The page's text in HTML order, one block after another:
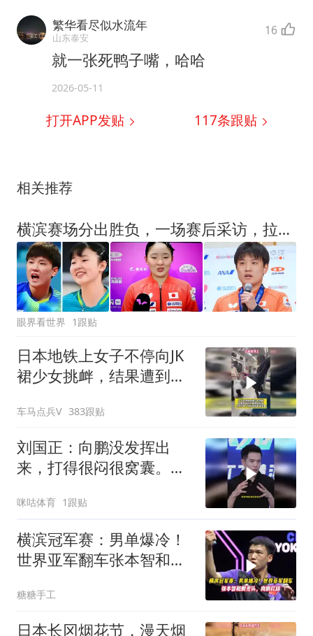
繁华看尽似水流年
山东泰安 16
就一张死鸭子嘴，哈哈
2026-05-11
打开APP发贴 117条跟贴
相关推荐
横滨赛场分出胜负，一场赛后采访，拉开张本兄妹二人的格局差距
眼界看世界 1跟贴
日本地铁上女子不停向JK
裙少女挑衅，结果遭到对
车马点兵V 383跟贴
刘国正：向鹏没发挥出
来，打得很闷很窝囊。向
滨冠军赛八强
咪咕体育 1跟贴
横滨冠军赛：男单爆冷！
世界亚军翻车张本智和剃
糖糖手工
日本长冈烟花节，漫天烟